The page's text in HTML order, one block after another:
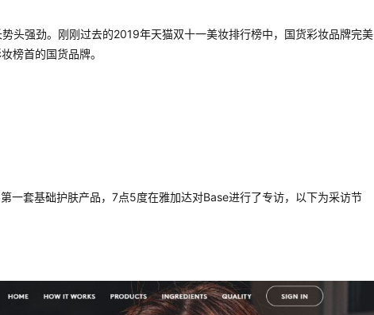
头强劲。刚刚过去的2019年天猫双十一美妆排行榜中，国货彩妆品牌完美
榜首的国货品牌。
一套基础护肤产品，7点5度在雅加达对Base进行了专访，以下为采访节